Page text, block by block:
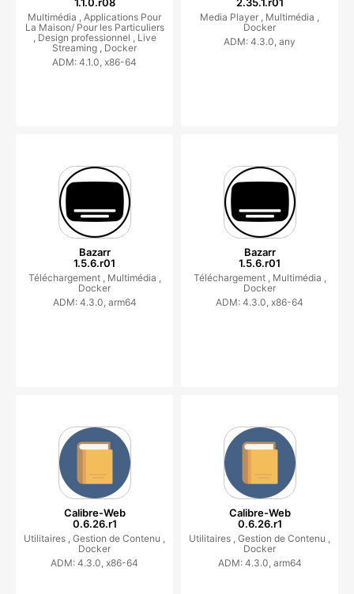
Multimédia , Applications Pour
La Maison/ Pour les Particuliers
Design professionnel , Live
Streaming , Docker
ADM: 4.1.0, x86-64
Media Player , Multimédia ,
Docker
ADM: 4.3.0, any
Bazarr
1.5.6.r01
Téléchargement , Multimédia ,
Docker
ADM: 4.3.0, arm64
Bazarr
1.5.6.r01
Téléchargement , Multimédia ,
Docker
ADM: 4.3.0, x86-64
Calibre-Web
0.6.26.r1
Utilitaires , Gestion de Contenu ,
Docker
ADM: 4.3.0, x86-64
Calibre-Web
0.6.26.r1
Utilitaires , Gestion de Contenu ,
Docker
ADM: 4.3.0, arm64